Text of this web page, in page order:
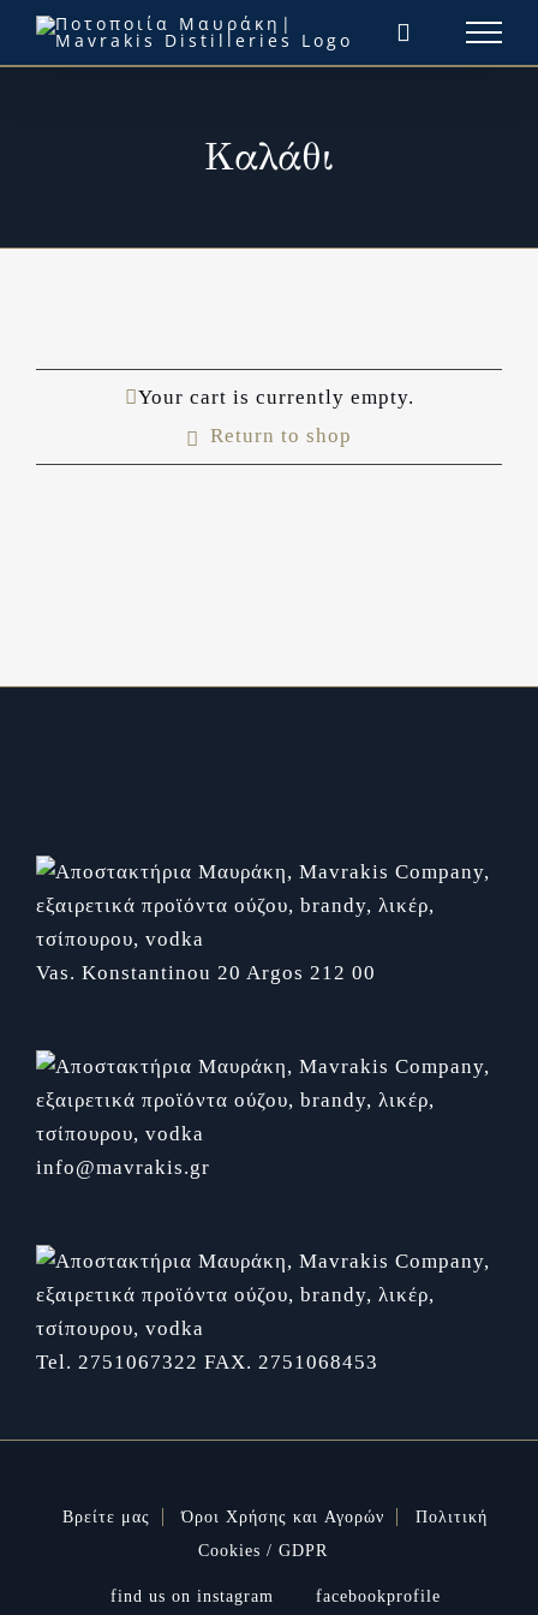
Μετάβαση
Καλάθι
Your cart is currently empty.
Return to shop
Vas. Konstantinou 20 Argos 212 00
info@mavrakis.gr
Tel. 2751067322 FAX. 2751068453
Βρείτε μας Όροι Χρήσης και Αγορών
Πολιτική
Cookies / GDPR
find us on instagram facebookprofile